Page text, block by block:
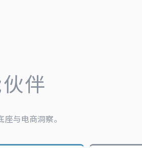
伴
与电商洞察。